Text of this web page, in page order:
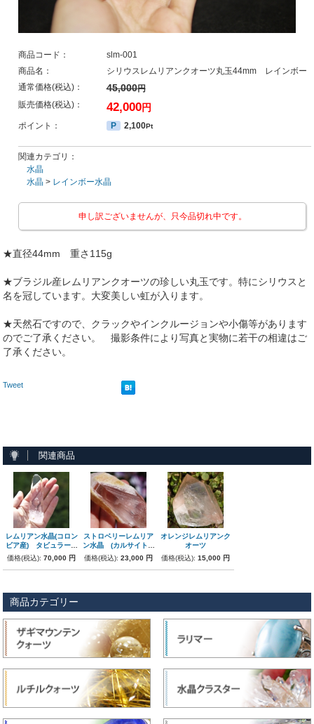
商品コード：
slm-001
商品名：
シリウスレムリアンクオーツ丸玉44mm レインボー
通常価格(税込)：
45,000円
販売価格(税込)： 42,000円
ポイント： P 2,100Pt
関連カテゴリ：
水晶
水晶 > レインボー水晶
申し訳ございませんが、只今品切れ中です。
★直径44mm 重さ115g
★ブラジル産レムリアンクオーツの珍しい丸玉です。特にシリウスと
名を冠しています。大変美しい虹が入ります。
★天然石ですので、クラックやインクルージョンや小傷等があります
のでご了承ください。 撮影条件により写真と実物に若干の相違はご
了承ください。
Tweet
関連商品
レムリアン水晶(コロン
ビア産) タビュラーク
リスタル(タビー)
価格(税込):70,000 円
ストロベリーレムリア
ン水晶 (カルサイト付
着)
価格(税込):23,000 円
オレンジレムリアンク
オーツ
価格(税込): 15,000 円
商品カテゴリー